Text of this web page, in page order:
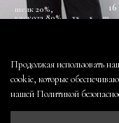
шелк 20%,
вискоза 80% xs s m
контакты
Продолжая использовать
cookie, которые
нашей Политикой